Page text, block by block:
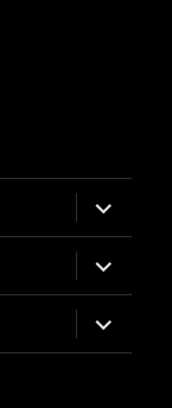
öffnen
öffnen
öffnen